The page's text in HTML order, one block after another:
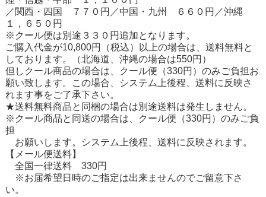
／関西・四国 ７７０円／中国・九州 ６６０円／沖縄
１，６５０円
※クール便は別途３３０円追加となります。
ご購入代金が10,800円（税込）以上の場合は、送料無料と
しております。（北海道、沖縄の場合は550円）
但しクール商品の場合は、クール便（330円）のみご負担お
願い致します。この場合、システム上後程、送料に反映さ
れます事をご了承下さい。
★送料無料商品と同梱の場合は別途送料は発生しません。
※クール商品と同送の場合は、クール便（330円）のみご負
担
お願いします。システム上後程、送料に反映されます。
【メール便送料】
全国一律送料 330円
※お届希望日時のご指定は出来ませんのでご留意下さ
い。